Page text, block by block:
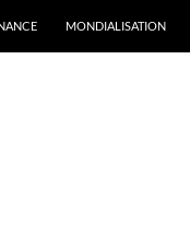
MONDIALISATION